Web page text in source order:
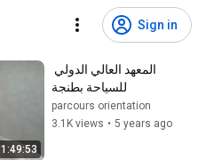
Sign in
1:49:53
للسياحة بطنجة
parcours orientation
3.1K views • 5 years ago